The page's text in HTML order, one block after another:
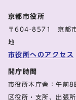
京都市役所
〒604-8571 京都市
地
市役所へのアクセス
開庁時間
市役所本庁舎：午
区役所・支所、出張